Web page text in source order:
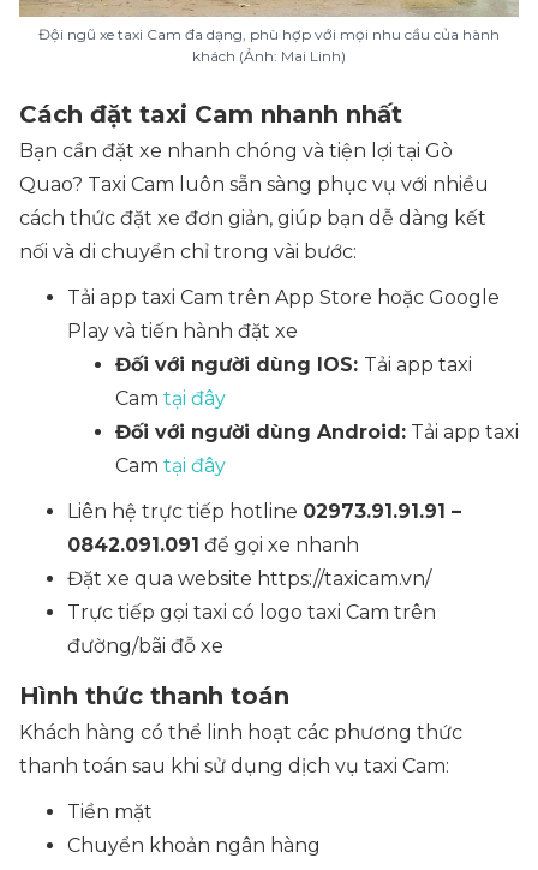
Đội ngũ xe taxi Cam đa dạng, phù hợp với mọi nhu cầu của hành
khách (Ảnh: Mai Linh)
Cách đặt taxi Cam nhanh nhất
Bạn cần đặt xe nhanh chóng và tiện lợi tại Gò
Quao? Taxi Cam luôn sẵn sàng phục vụ với nhiều
cách thức đặt xe đơn giản, giúp bạn dễ dàng kết
nối và di chuyển chỉ trong vài bước:
Tải app taxi Cam trên App Store hoặc Google
Play và tiến hành đặt xe
Đối với người dùng IOS: Tải app taxi
Cam tại đây
Đối với người dùng Android: Tải app taxi
Cam tại đây
Liên hệ trực tiếp hotline 02973.91.91.91 –
0842.091.091 để gọi xe nhanh
Đặt xe qua website https://taxicam.vn/
Trực tiếp gọi taxi có logo taxi Cam trên
đường/bãi đỗ xe
Hình thức thanh toán
Khách hàng có thể linh hoạt các phương thức
thanh toán sau khi sử dụng dịch vụ taxi Cam:
Tiền mặt
Chuyển khoản ngân hàng